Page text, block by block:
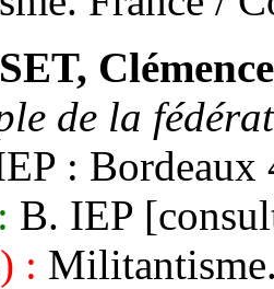
de la
: Bordeaux
B. IEP
: